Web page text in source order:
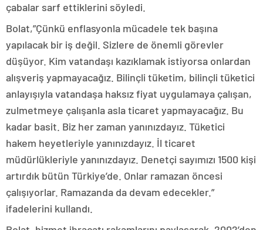
çabalar sarf ettiklerini söyledi.
Bolat,”Çünkü enflasyonla mücadele tek başına
yapılacak bir iş değil. Sizlere de önemli görevler
düşüyor. Kim vatandaşı kazıklamak istiyorsa onlardan
alışveriş yapmayacağız. Bilinçli tüketim, bilinçli tüketici
anlayışıyla vatandaşa haksız fiyat uygulamaya çalışan,
zulmetmeye çalışanla asla ticaret yapmayacağız. Bu
kadar basit. Biz her zaman yanınızdayız. Tüketici
hakem heyetleriyle yanınızdayız. İl ticaret
müdürlükleriyle yanınızdayız. Denetçi sayımızı 1500 kişi
artırdık bütün Türkiye’de. Onlar ramazan öncesi
çalışıyorlar. Ramazanda da devam edecekler.”
ifadelerini kullandı.